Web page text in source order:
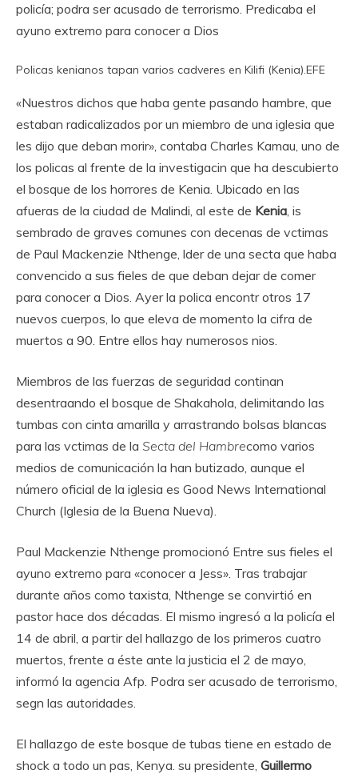
policía; podra ser acusado de terrorismo. Predicaba el
ayuno extremo para conocer a Dios
Policas kenianos tapan varios cadveres en Kilifi (Kenia).EFE
«Nuestros dichos que haba gente pasando hambre, que
estaban radicalizados por un miembro de una iglesia que
les dijo que deban morir», contaba Charles Kamau, uno de
los policas al frente de la investigacin que ha descubierto
el bosque de los horrores de Kenia. Ubicado en las
afueras de la ciudad de Malindi, al este de Kenia, is
sembrado de graves comunes con decenas de vctimas
de Paul Mackenzie Nthenge, lder de una secta que haba
convencido a sus fieles de que deban dejar de comer
para conocer a Dios. Ayer la polica encontr otros 17
nuevos cuerpos, lo que eleva de momento la cifra de
muertos a 90. Entre ellos hay numerosos nios.
Miembros de las fuerzas de seguridad continan
desentraando el bosque de Shakahola, delimitando las
tumbas con cinta amarilla y arrastrando bolsas blancas
para las vctimas de la Secta del Hambrecomo varios
medios de comunicación la han butizado, aunque el
número oficial de la iglesia es Good News International
Church (Iglesia de la Buena Nueva).
Paul Mackenzie Nthenge promocionó Entre sus fieles el
ayuno extremo para «conocer a Jess». Tras trabajar
durante años como taxista, Nthenge se convirtió en
pastor hace dos décadas. El mismo ingresó a la policía el
14 de abril, a partir del hallazgo de los primeros cuatro
muertos, frente a éste ante la justicia el 2 de mayo,
informó la agencia Afp. Podra ser acusado de terrorismo,
segn las autoridades.
El hallazgo de este bosque de tubas tiene en estado de
shock a todo un pas, Kenya. su presidente, Guillermo